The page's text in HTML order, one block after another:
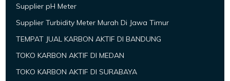
Supplier pH Meter
Supplier Turbidity Meter Murah Di Jawa Timur
TEMPAT JUAL KARBON AKTIF DI BANDUNG
TOKO KARBON AKTIF DI MEDAN
TOKO KARBON AKTIF DI SURABAYA